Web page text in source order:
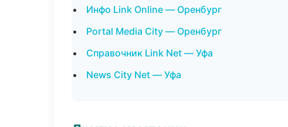
Инфо Link Online — Оренбург
Portal Media City — Оренбург
Справочник Link Net — Уфа
News City Net — Уфа